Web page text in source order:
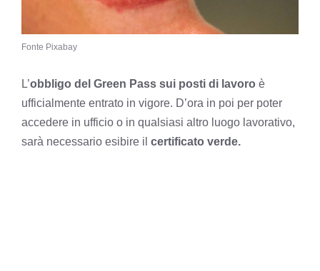
Fonte Pixabay
L’obbligo del Green Pass sui posti di lavoro è
ufficialmente entrato in vigore. D’ora in poi per poter
accedere in ufficio o in qualsiasi altro luogo lavorativo,
sarà necessario esibire il certificato verde.